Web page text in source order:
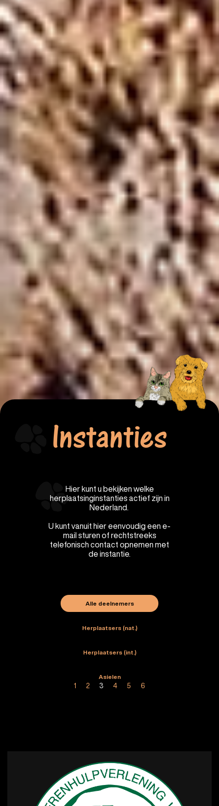
Instanties
Hier kunt u bekijken welke
herplaatsinginstanties actief zijn in
Nederland.
U kunt vanuit hier eenvoudig een e-
mail sturen of rechtstreeks
telefonisch contact opnemen met
de instantie.
Alle deelnemers
Herplaatsers (nat.)
Herplaatsers (int.)
Asielen
1 2 3 4 5 6